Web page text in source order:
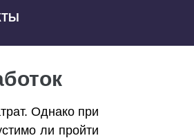
Однако при
ли пройти